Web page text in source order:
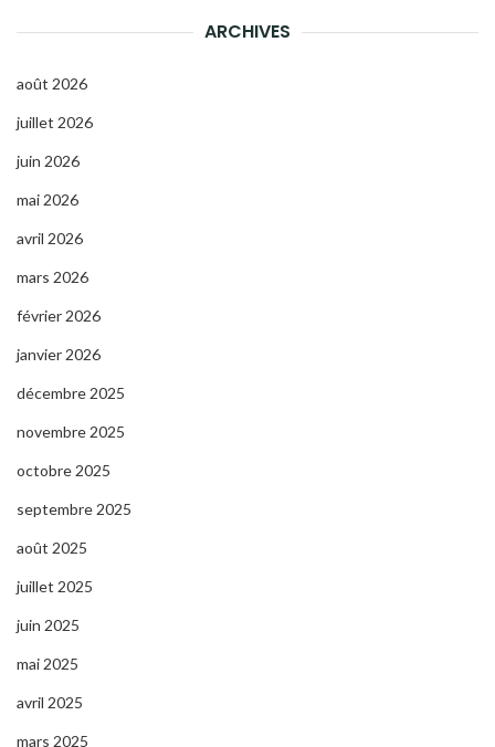
ARCHIVES
août 2026
juillet 2026
juin 2026
mai 2026
avril 2026
mars 2026
février 2026
janvier 2026
décembre 2025
novembre 2025
octobre 2025
septembre 2025
août 2025
juillet 2025
juin 2025
mai 2025
avril 2025
mars 2025